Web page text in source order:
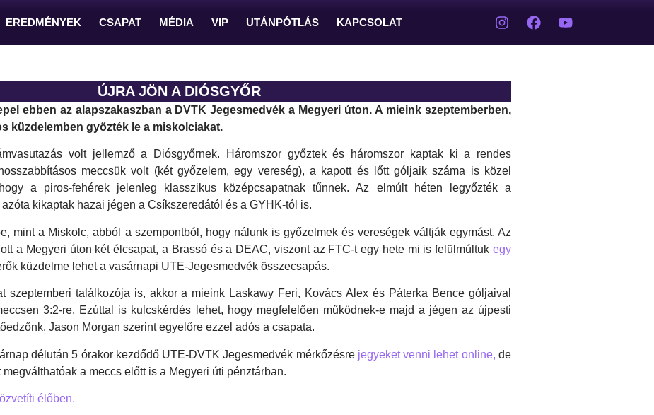
EREDMÉNYEK CSAPAT MÉDIA VIP UTÁNPÓTLÁS KAPCSOLAT
ÚJRA JÖN A DIÓSGYŐR
ebben az alapszakaszban a DVTK Jegesmedvék a Megyeri úton. A mieink szeptemberben,
küzdelemben győzték le a miskolciakat.
volt jellemző a Diósgyőrnek. Háromszor győztek és háromszor kaptak ki a rendes
meccsük volt (két győzelem, egy vereség), a kapott és lőtt góljaik száma is közel
a piros-fehérek jelenleg klasszikus középcsapatnak tűnnek. Az elmúlt héten legyőzték a
kikaptak hazai jégen a Csíkszeredától és a GYHK-tól is.
mint a Miskolc, abból a szempontból, hogy nálunk is győzelmek és vereségek váltják egymást. Az
a Megyeri úton két élcsapat, a Brassó és a DEAC, viszont az FTC-t egy hete mi is felülmúltuk egy
küzdelme lehet a vasárnapi UTE-Jegesmedvék összecsapás.
szeptemberi találkozója is, akkor a mieink Laskawy Feri, Kovács Alex és Páterka Bence góljaival
3:2-re. Ezúttal is kulcskérdés lehet, hogy megfelelően működnek-e majd a jégen az újpesti
Jason Morgan szerint egyelőre ezzel adós a csapata.
délután 5 órakor kezdődő UTE-DVTK Jegesmedvék mérkőzésre jegyeket venni lehet online, de
a meccs előtt is a Megyeri úti pénztárban.
élőben.